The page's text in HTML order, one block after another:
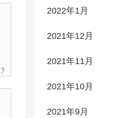
2022年1月
2021年12月
2021年11月
2021年10月
2021年9月